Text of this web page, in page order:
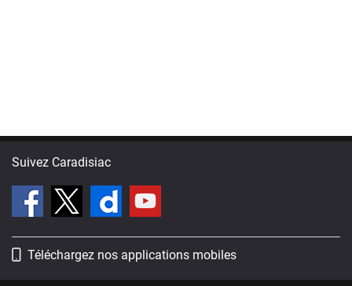
Suivez Caradisiac
Téléchargez nos applications mobiles